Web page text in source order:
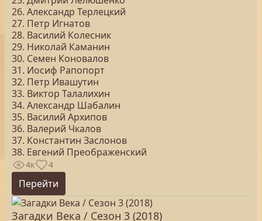
26. Александр Терлецкий
27. Петр Игнатов
28. Василий Колесник
29. Николай Каманин
30. Семен Коновалов
31. Иосиф Рапопорт
32. Петр Ивашутин
33. Виктор Талалихин
34. Александр Шабалин
35. Василий Архипов
36. Валерий Чкалов
37. Константин Заслонов
38. Евгений Преображенский
4к 4
Перейти
Загадки Века / Сезон 3 (2018)